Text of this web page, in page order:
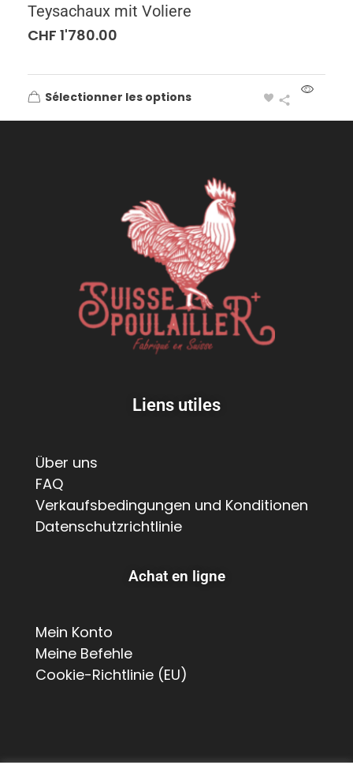
Teysachaux mit Voliere
CHF 1'780.00
Sélectionner les options
Liens utiles
Über uns
FAQ
Verkaufsbedingungen und Konditionen
Datenschutzrichtlinie
Achat en ligne
Mein Konto
Meine Befehle
Cookie-Richtlinie (EU)